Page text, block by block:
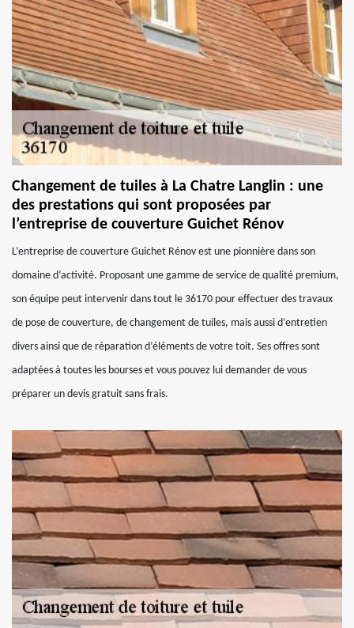
Changement de tuiles à La Chatre Langlin : une
des prestations qui sont proposées par
l’entreprise de couverture Guichet Rénov
L’entreprise de couverture Guichet Rénov est une pionnière dans son
domaine d’activité. Proposant une gamme de service de qualité premium,
son équipe peut intervenir dans tout le 36170 pour effectuer des travaux
de pose de couverture, de changement de tuiles, mais aussi d’entretien
divers ainsi que de réparation d’éléments de votre toit. Ses offres sont
adaptées à toutes les bourses et vous pouvez lui demander de vous
préparer un devis gratuit sans frais.